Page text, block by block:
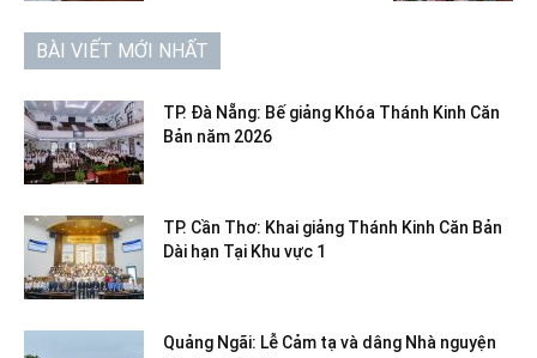
BÀI VIẾT MỚI NHẤT
TP. Đà Nẵng: Bế giảng Khóa Thánh Kinh Căn
Bản năm 2026
TP. Cần Thơ: Khai giảng Thánh Kinh Căn Bản
Dài hạn Tại Khu vực 1
Quảng Ngãi: Lễ Cảm tạ và dâng Nhà nguyện